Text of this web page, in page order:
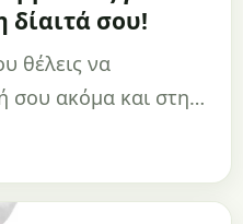
δίαιτά σου!
θέλεις να
σου ακόμα και στην